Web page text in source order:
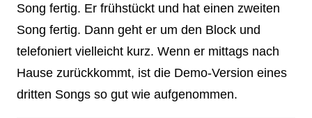
Song fertig. Er frühstückt und hat einen zweiten
Song fertig. Dann geht er um den Block und
telefoniert vielleicht kurz. Wenn er mittags nach
Hause zurückkommt, ist die Demo-Version eines
dritten Songs so gut wie aufgenommen.